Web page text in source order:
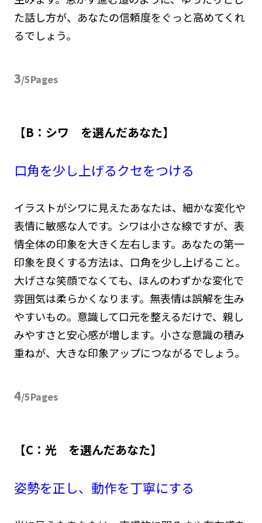
た話し方が、あなたの信頼度をぐっと高めてくれ
るでしょう。
3/5Pages
【B：シワ を選んだあなた】
口角を少し上げるクセをつける
イラストがシワに見えたあなたは、細かな変化や
表情に敏感な人です。シワは小さな線ですが、表
情全体の印象を大きく左右します。あなたの第一
印象を良くする方法は、口角を少し上げること。
大げさな笑顔でなくても、ほんのわずかな変化で
雰囲気は柔らかくなります。無表情は誤解を生み
やすいもの。意識して口元を整えるだけで、親し
みやすさと安心感が増します。小さな意識の積み
重ねが、大きな印象アップにつながるでしょう。
4/5Pages
【C：光 を選んだあなた】
姿勢を正し、動作を丁寧にする